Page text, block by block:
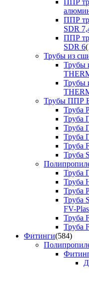
ППР
SDR
ППР
SDR 6
Трубы из
Трубы
Трубы
Трубы ППР
Труба
Труба
Труба
Труба
Труба
Труба
Труба
Труба
Труба
Труба
FV-
Труба
Труба
Фитинги(584)